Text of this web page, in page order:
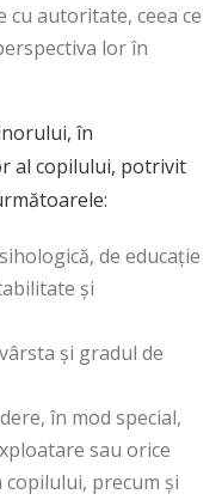
cu autoritate, ceea ce
lor în
în
al copilului, potrivit
de educație
și
și gradul de
în mod special,
sau orice
precum și